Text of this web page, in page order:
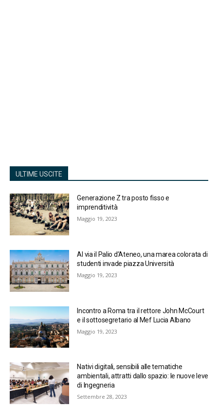
ULTIME USCITE
Generazione Z tra posto fisso e
imprenditività
Maggio 19, 2023
Al via il Palio d’Ateneo, una marea colorata di
studenti invade piazza Università
Maggio 19, 2023
Incontro a Roma tra il rettore John McCourt
e il sottosegretario al Mef Lucia Albano
Maggio 19, 2023
Nativi digitali, sensibili alle tematiche
ambientali, attratti dallo spazio: le nuove leve
di Ingegneria
Settembre 28, 2023